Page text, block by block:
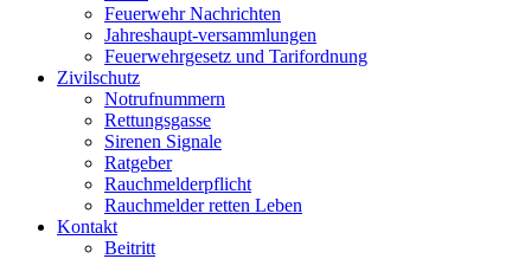
Feuerwehr Nachrichten
Jahreshaupt-versammlungen
Feuerwehrgesetz und Tarifordnung
Zivilschutz
Notrufnummern
Rettungsgasse
Sirenen Signale
Ratgeber
Rauchmelderpflicht
Rauchmelder retten Leben
Kontakt
Beitritt